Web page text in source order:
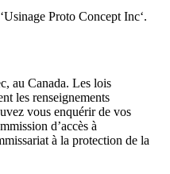
Proto Concept Inc‘.
au Canada. Les lois
les renseignements
vous enquérir de vos
d’accès à
à la protection de la